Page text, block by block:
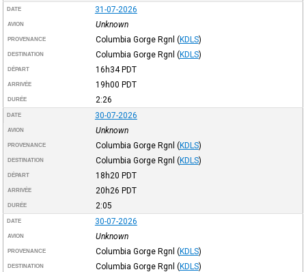
DATE 31-07-2026
AVION Unknown
PROVENANCE Columbia Gorge Rgnl (KDLS)
DESTINATION Columbia Gorge Rgnl (KDLS)
DÉPART 16h34PDT
ARRIVÉE 19h00 PDT
DURÉE 2:26
DATE 30-07-2026
AVION Unknown
PROVENANCE Columbia Gorge Rgnl (KDLS)
DESTINATION Columbia Gorge Rgnl (KDLS)
DÉPART 18h20 PDT
ARRIVÉE 20h26 PDT
DURÉE 2:05
DATE 30-07-2026
AVION Unknown
PROVENANCE Columbia Gorge Rgnl (KDLS)
DESTINATION Columbia Gorge Rgnl (KDLS)